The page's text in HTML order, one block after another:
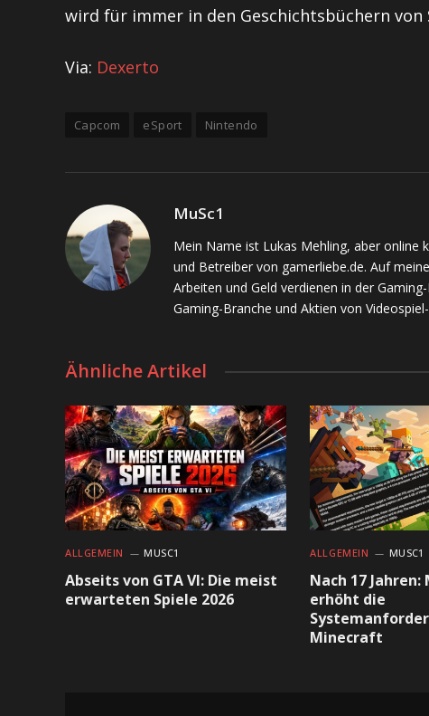
wird für immer in den Geschichtsbüchern von
Via: Dexerto
Capcom eSport Nintendo
MuSc1
Mein Name ist Lukas Mehling, aber online
und Betreiber von gamerliebe.de. Auf
Arbeiten und Geld verdienen in der
Gaming-Branche und Aktien von
Ähnliche Artikel
ALLGEMEIN MUSC1
Abseits von GTA VI: Die meist
erwarteten Spiele 2026
ALLGEMEIN MUSC1
Nach 17
erhöht die
Minecraft